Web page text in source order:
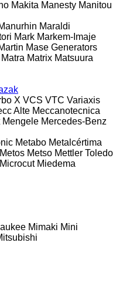
Makita Manesty Manitou
Maraldi
Mark Markem-Imaje
Mase Generators
Matra Matrix Matsuura
X VCS VTC Variaxis
Alte Meccanotecnica
Mengele Mercedes-Benz
Metabo Metalcértima
Metos Metso Mettler Toledo
Microcut Miedema
Mimaki Mini